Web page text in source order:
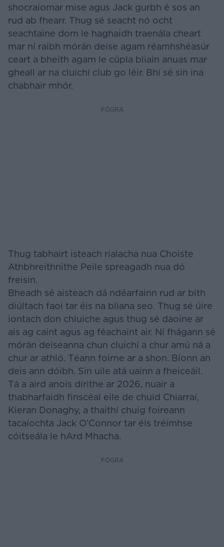
shocraíomar mise agus Jack gurbh é sos an
rud ab fhearr. Thug sé seacht nó ocht
seachtaine dom le haghaidh traenála cheart
mar ní raibh mórán deise agam réamhshéasúr
ceart a bheith agam le cúpla bliain anuas mar
gheall ar na cluichí club go léir. Bhí sé sin ina
chabhair mhór.
FÓGRA
Thug tabhairt isteach rialacha nua Choiste
Athbhreithnithe Peile spreagadh nua dó
freisin.
Bheadh sé aisteach dá ndéarfainn rud ar bith
diúltach faoi tar éis na bliana seo. Thug sé úire
iontach don chluiche agus thug sé daoine ar
ais ag caint agus ag féachaint air. Ní fhágann sé
mórán deiseanna chun cluichí a chur amú ná a
chur ar athló. Téann foirne ar a shon. Bíonn an
deis ann dóibh. Sin uile atá uainn a fheiceáil.
Tá a aird anois dírithe ar 2026, nuair a
thabharfaidh finscéal eile de chuid Chiarraí,
Kieran Donaghy, a thaithí chuig foireann
tacaíochta Jack O’Connor tar éis tréimhse
cóitseála le hArd Mhacha.
FÓGRA